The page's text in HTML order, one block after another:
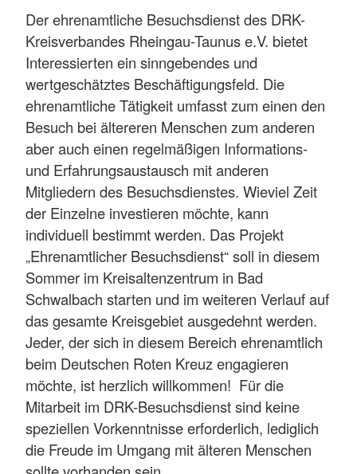
Der ehrenamtliche Besuchsdienst des DRK-
Kreisverbandes Rheingau-Taunus e.V. bietet
Interessierten ein sinngebendes und
wertgeschätztes Beschäftigungsfeld. Die
ehrenamtliche Tätigkeit umfasst zum einen den
Besuch bei ältereren Menschen zum anderen
aber auch einen regelmäßigen Informations-
und Erfahrungsaustausch mit anderen
Mitgliedern des Besuchsdienstes. Wieviel Zeit
der Einzelne investieren möchte, kann
individuell bestimmt werden. Das Projekt
„Ehrenamtlicher Besuchsdienst“ soll in diesem
Sommer im Kreisaltenzentrum in Bad
Schwalbach starten und im weiteren Verlauf auf
das gesamte Kreisgebiet ausgedehnt werden.
Jeder, der sich in diesem Bereich ehrenamtlich
beim Deutschen Roten Kreuz engagieren
möchte, ist herzlich willkommen! Für die
Mitarbeit im DRK-Besuchsdienst sind keine
speziellen Vorkenntnisse erforderlich, lediglich
die Freude im Umgang mit älteren Menschen